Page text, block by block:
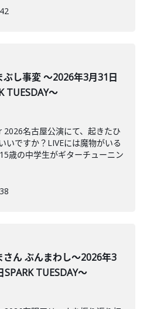
ぶし事変 ～2026年3月31日
TUESDAY～
2026名古屋公演にて、起きたひ
いですか？LIVEには魔物がいる
歳の中学生がギターチューニン
さん ぶんまわし～2026年3
SPARK TUESDAY～